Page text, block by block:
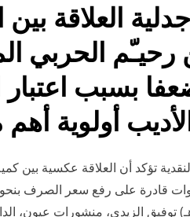
جدلية العلاقة بين
الحربي
بسبب اعتبار
أولوية
تؤكد أن العلاقة عكسية بين